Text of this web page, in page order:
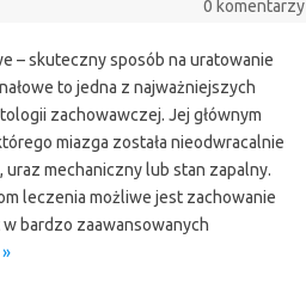
0 komentarzy
– skuteczny sposób na uratowanie
to jedna z najważniejszych
zachowawczej. Jej głównym
miazga została nieodwracalnie
mechaniczny lub stan zapalny.
leczenia możliwe jest zachowanie
bardzo zaawansowanych